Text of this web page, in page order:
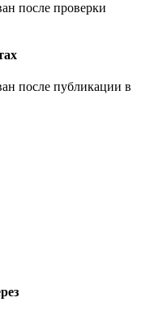
после проверки
после публикации в